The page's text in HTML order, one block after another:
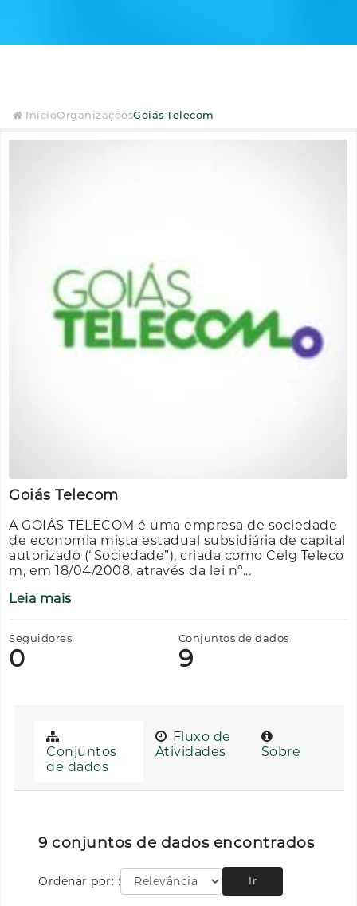
InícioOrganizaçõesGoiás Telecom
Goiás Telecom
A GOIÁS TELECOM é uma empresa de sociedade
de economia mista estadual subsidiária de capital
autorizado (“Sociedade”), criada como Celg Teleco
m, em 18/04/2008, através da lei nº...
Leia mais
Seguidores
0
Conjuntos de dados
9
Conjuntos
de dados
Fluxo de
Atividades
Sobre
9 conjuntos de dados encontrados
Ordenar por: Ir